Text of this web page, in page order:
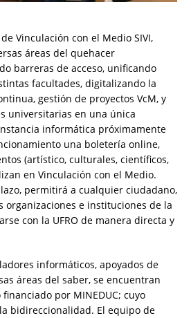
Vinculación con el Medio SIVI,
áreas del quehacer
barreras de acceso, unificando
facultades, digitalizando la
gestión de proyectos VcM, y
universitarias en una única
informática próximamente
una boletería online,
(artístico, culturales, científicos,
en Vinculación con el Medio.
permitirá a cualquier ciudadano,
organizaciones e instituciones de la
con la UFRO de manera directa y
informáticos, apoyados de
áreas del saber, se encuentran
por MINEDUC; cuyo
bidireccionalidad. El equipo de